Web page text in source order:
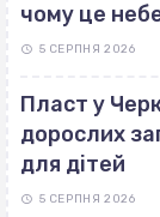
чому це
5 СЕРПНЯ 2026
Пласт у
дорослих
для дітей
5 СЕРПНЯ 2026